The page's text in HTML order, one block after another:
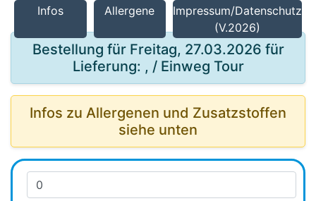
Infos Allergene
Impressum/Datenschutz
(V.2026)
Bestellung für Freitag, 27.03.2026 für
Lieferung: , / Einweg Tour
Infos zu Allergenen und Zusatzstoffen
siehe unten